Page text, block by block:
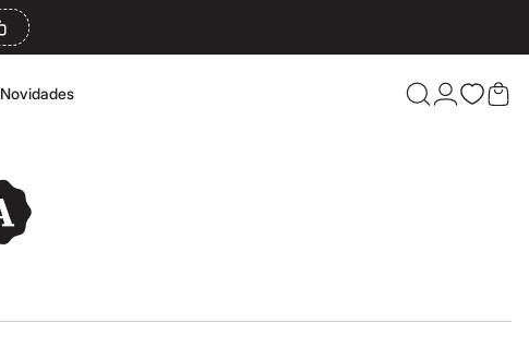
Novidades
Confira